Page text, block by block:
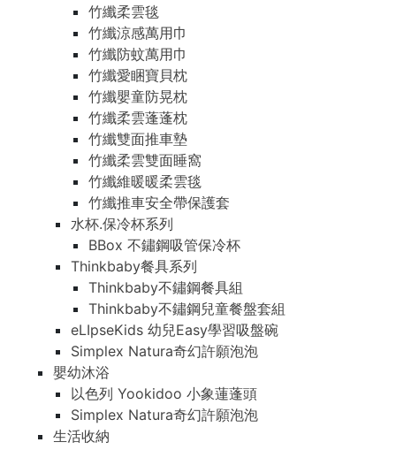
竹纖柔雲毯
竹纖涼感萬用巾
竹纖防蚊萬用巾
竹纖愛睏寶貝枕
竹纖嬰童防晃枕
竹纖柔雲蓬蓬枕
竹纖雙面推車墊
竹纖柔雲雙面睡窩
竹纖維暖暖柔雲毯
竹纖推車安全帶保護套
水杯.保冷杯系列
BBox 不鏽鋼吸管保冷杯
Thinkbaby餐具系列
Thinkbaby不鏽鋼餐具組
Thinkbaby不鏽鋼兒童餐盤套組
eLIpseKids 幼兒Easy學習吸盤碗
Simplex Natura奇幻許願泡泡
嬰幼沐浴
以色列 Yookidoo 小象蓮蓬頭
Simplex Natura奇幻許願泡泡
生活收納